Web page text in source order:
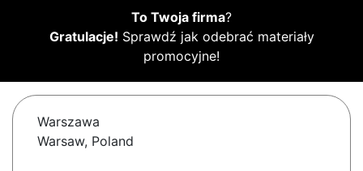
To Twoja firma?
Gratulacje! Sprawdź jak odebrać materiały
promocyjne!
Warszawa
Warsaw, Poland